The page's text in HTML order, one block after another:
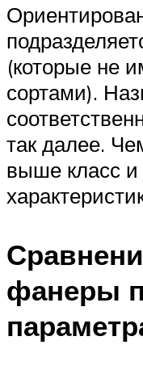
(которые не
сортами).
так далее.
выше класс
фанеры